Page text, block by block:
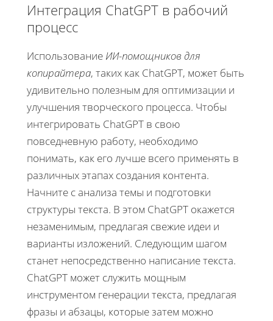
Интеграция ChatGPT в рабочий
процесс
Использование ИИ-помощников для
копирайтера, таких как ChatGPT, может быть
удивительно полезным для оптимизации и
улучшения творческого процесса. Чтобы
интегрировать ChatGPT в свою
повседневную работу, необходимо
понимать, как его лучше всего применять в
различных этапах создания контента.
Начните с анализа темы и подготовки
структуры текста. В этом ChatGPT окажется
незаменимым, предлагая свежие идеи и
варианты изложений. Следующим шагом
станет непосредственно написание текста.
ChatGPT может служить мощным
инструментом генерации текста, предлагая
фразы и абзацы, которые затем можно